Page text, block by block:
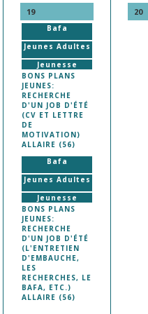
19
Bafa
Jeunes Adultes
Jeunesse
BONS PLANS
JEUNES:
RECHERCHE
D'UN JOB D'ÉTÉ
(CV ET LETTRE
DE
MOTIVATION)
ALLAIRE (56)
Bafa
Jeunes Adultes
Jeunesse
BONS PLANS
JEUNES:
RECHERCHE
D'UN JOB D'ÉTÉ
(L'ENTRETIEN
D'EMBAUCHE,
LES
RECHERCHES, LE
BAFA, ETC.)
ALLAIRE (56)
20